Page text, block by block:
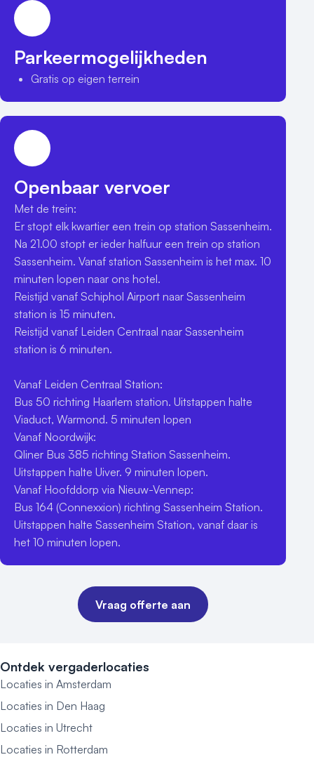
Parkeermogelijkheden
Gratis op eigen terrein
Openbaar vervoer
Met de trein:
Er stopt elk kwartier een trein op station Sassenheim.
Na 21.00 stopt er ieder halfuur een trein op station
Sassenheim. Vanaf station Sassenheim is het max. 10
minuten lopen naar ons hotel.
Reistijd vanaf Schiphol Airport naar Sassenheim
station is 15 minuten.
Reistijd vanaf Leiden Centraal naar Sassenheim
station is 6 minuten.
Vanaf Leiden Centraal Station:
Bus 50 richting Haarlem station. Uitstappen halte
Viaduct, Warmond. 5 minuten lopen
Vanaf Noordwijk:
Qliner Bus 385 richting Station Sassenheim.
Uitstappen halte Uiver. 9 minuten lopen.
Vanaf Hoofddorp via Nieuw-Vennep:
Bus 164 (Connexxion) richting Sassenheim Station.
Uitstappen halte Sassenheim Station, vanaf daar is
het 10 minuten lopen.
Vraag offerte aan
Ontdek vergaderlocaties
Locaties in Amsterdam
Locaties in Den Haag
Locaties in Utrecht
Locaties in Rotterdam